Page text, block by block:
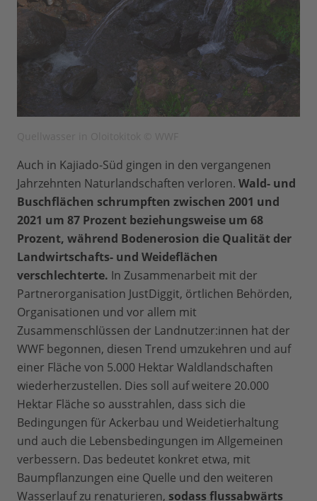
Auch in Kajiado-Süd gingen in den vergangenen
Jahrzehnten Naturlandschaften verloren. Wald- und
Buschflächen schrumpften zwischen 2001 und
2021 um 87 Prozent beziehungsweise um 68
Prozent, während Bodenerosion die Qualität der
Landwirtschafts- und Weideflächen
verschlechterte. In Zusammenarbeit mit der
Partnerorganisation JustDiggit, örtlichen Behörden,
Organisationen und vor allem mit
Zusammenschlüssen der Landnutzer:innen hat der
WWF begonnen, diesen Trend umzukehren und auf
einer Fläche von 5.000 Hektar Waldlandschaften
wiederherzustellen. Dies soll auf weitere 20.000
Hektar Fläche so ausstrahlen, dass sich die
Bedingungen für Ackerbau und Weidetierhaltung
und auch die Lebensbedingungen im Allgemeinen
verbessern. Das bedeutet konkret etwa, mit
Baumpflanzungen eine Quelle und den weiteren
Wasserlauf zu renaturieren, sodass flussabwärts